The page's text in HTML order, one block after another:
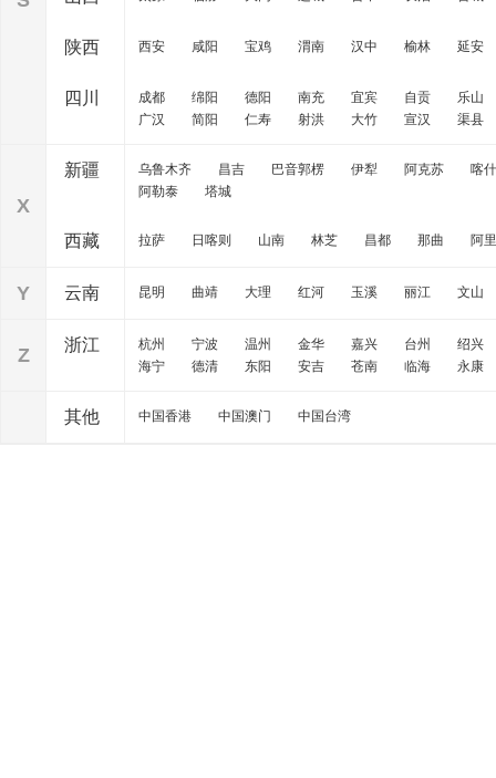
陕西 西安 咸阳 宝鸡 渭南 汉中 榆林 延安
四川 成都 绵阳 德阳 南充 宜宾 自贡
乐山
广汉
简阳 仁寿 射洪 大竹 宣汉 渠县
X
新疆 乌鲁木齐 昌吉 巴音郭楞 伊犁 阿克苏
喀什
阿勒泰
塔城
西藏 拉萨 日喀则 山南 林芝 昌都 那曲 阿里
Y 云南 昆明 曲靖 大理 红河 玉溪 丽江 文山
Z 浙江 杭州 宁波 温州 金华 嘉兴 台州
绍兴
海宁
德清 东阳 安吉 苍南 临海 永康
其他 中国香港 中国澳门 中国台湾